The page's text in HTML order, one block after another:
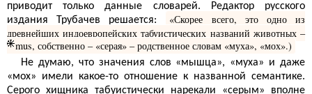
приводит только данные словарей. Редактор русского
издания Трубачев решается:
«Скорее всего, это одно из
древнейших индоевропейских табуистических названий животных –
mus, собственно – «серая» – родственное словам «муха», «мох».)
Не думаю, что значения слов «мышца», «муха» и даже
«мох» имели какое-то отношение к названной семантике.
Серого хищника табуистически нарекали «серым» вполне